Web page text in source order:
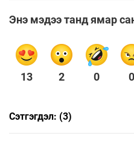
Энэ мэдээ танд ямар
13 2 0 0
Сэтгэгдэл: (3)